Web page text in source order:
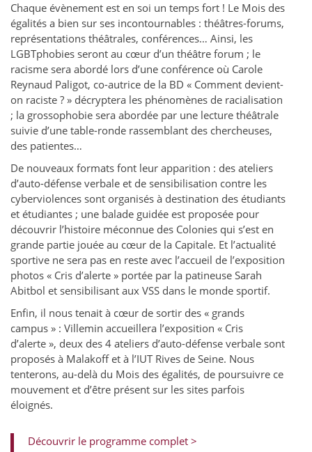
Chaque évènement est en soi un temps fort ! Le Mois des
égalités a bien sur ses incontournables : théâtres-forums,
représentations théâtrales, conférences… Ainsi, les
LGBTphobies seront au cœur d’un théâtre forum ; le
racisme sera abordé lors d’une conférence où Carole
Reynaud Paligot, co-autrice de la BD « Comment devient-
on raciste ? » décryptera les phénomènes de racialisation
; la grossophobie sera abordée par une lecture théâtrale
suivie d’une table-ronde rassemblant des chercheuses,
des patientes…
De nouveaux formats font leur apparition : des ateliers
d’auto-défense verbale et de sensibilisation contre les
cyberviolences sont organisés à destination des étudiants
et étudiantes ; une balade guidée est proposée pour
découvrir l’histoire méconnue des Colonies qui s’est en
grande partie jouée au cœur de la Capitale. Et l’actualité
sportive ne sera pas en reste avec l’accueil de l’exposition
photos « Cris d’alerte » portée par la patineuse Sarah
Abitbol et sensibilisant aux VSS dans le monde sportif.
Enfin, il nous tenait à cœur de sortir des « grands
campus » : Villemin accueillera l’exposition « Cris
d’alerte », deux des 4 ateliers d’auto-défense verbale sont
proposés à Malakoff et à l’IUT Rives de Seine. Nous
tenterons, au-delà du Mois des égalités, de poursuivre ce
mouvement et d’être présent sur les sites parfois
éloignés.
Découvrir le programme complet >